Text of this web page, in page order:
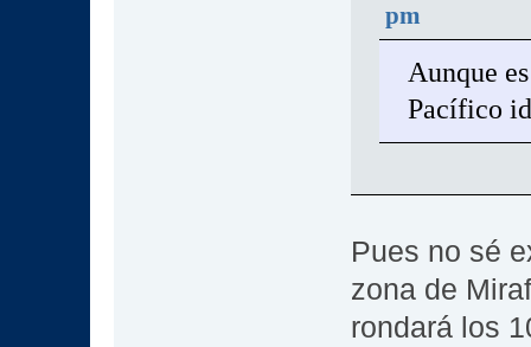
pm
Aunque
Pacífico
Pues no sé
zona de
rondará los